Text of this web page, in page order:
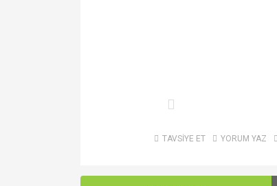
TAVSİYE ET YORUM YAZ